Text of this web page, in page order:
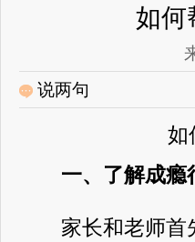
如何
说两句
如
一、了解成瘾
家长和老师首先